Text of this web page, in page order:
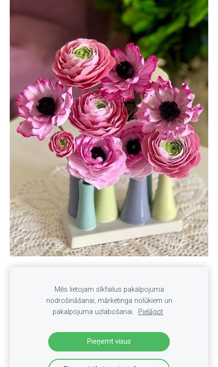
INTERNETA VEIKALS
Par veikalu
Apmaksa un Piegāde
Privātuma politika
Noteikumi
Sīkdatnes
Mēs lietojam sīkfailus pakalpojuma
nodrošināšanai, mārketinga nolūkiem un
pakalpojuma uzlabošanai.
Pielāgot
Pieņemt visus